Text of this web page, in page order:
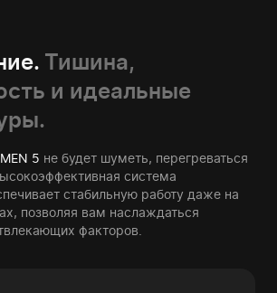
Тишина,
и идеальные
5 не будет шуметь, перегреваться
система
стабильную работу даже на
позволяя вам наслаждаться
факторов.